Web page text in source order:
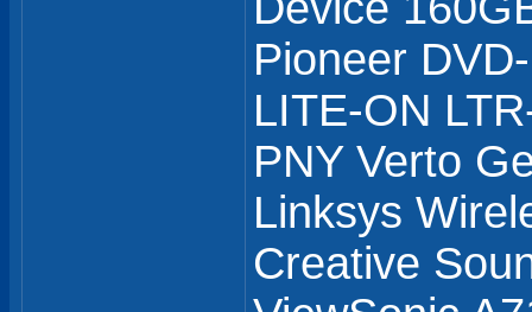
Pioneer
LITE-ON
PNY Verto
Linksys
Creative